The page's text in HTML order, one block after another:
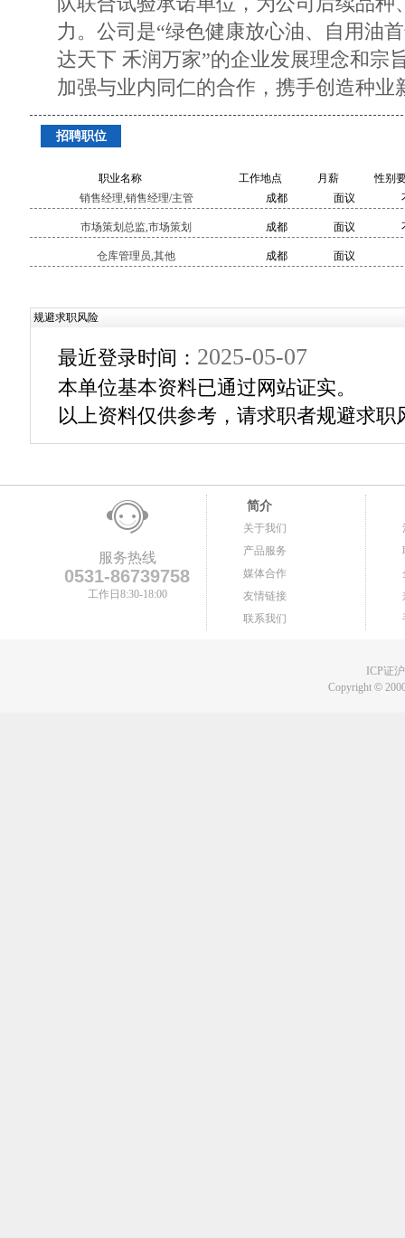
力。公司是“绿色健康放心油、自用油
达天下 禾润万家”的企业发展理念和宗
加强与业内同仁的合作，携手创造种业
招聘职位
职业名称 工作地点 月薪
性别
销售经理,销售经理/主管
成都 面议
市场策划总监,市场策划 成都 面议
仓库管理员,其他 成都 面议
规避求职风险
最近登录时间： 2025-05-07
本单位基本资料已通过网站证实。
以上资料仅供参考，请求职者规避求职
服务热线
0531-86739758
工作日8:30-18:00
简介
关于我们
产品服务
媒体合作
友情链接
联系我们
ICP证
Copyright©